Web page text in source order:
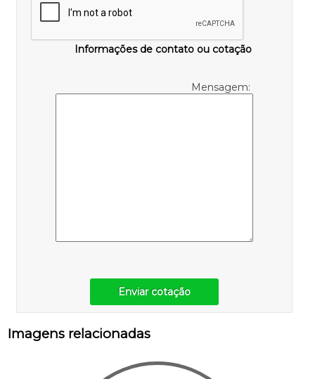
Informações de contato ou cotação
Mensagem:
Enviar cotação
Imagens relacionadas